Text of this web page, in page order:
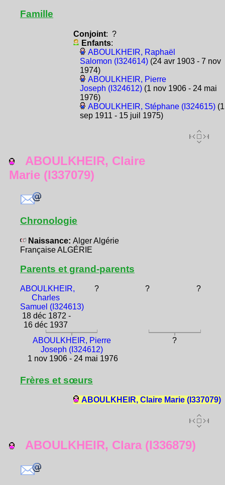
Famille
Conjoint: ?
Enfants:
ABOULKHEIR, Raphaël
Salomon (I324614)(24 avr 1903 - 7 nov
1974)
ABOULKHEIR, Pierre
Joseph (I324612)(1 nov 1906 - 24 mai
1976)
ABOULKHEIR, Stéphane (I324615)
sep 1911 - 15 juil 1975)
ABOULKHEIR, Claire
Marie (I337079)
Chronologie
Naissance: Alger Algérie
Française ALGÉRIE
Parents et grand-parents
ABOULKHEIR,
Charles
Samuel (I324613)
18 déc 1872 -
16 déc 1937
? ? ?
ABOULKHEIR, Pierre
Joseph (I324612)
1 nov 1906 - 24 mai 1976
?
Frères et sœurs
ABOULKHEIR, Claire Marie (I337079)
ABOULKHEIR, Clara (I336879)